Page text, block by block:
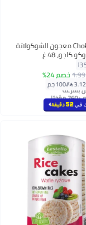
Choki Choki معجون الشوكولاتة
كاجو، 48 غ
1.99خصم 24%
بسرعة
بسرعة
في52 دقيقة